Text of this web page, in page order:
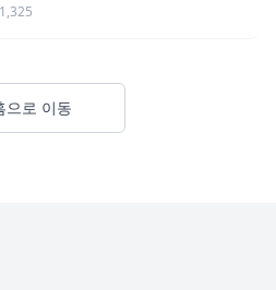
1,325
으로 이동